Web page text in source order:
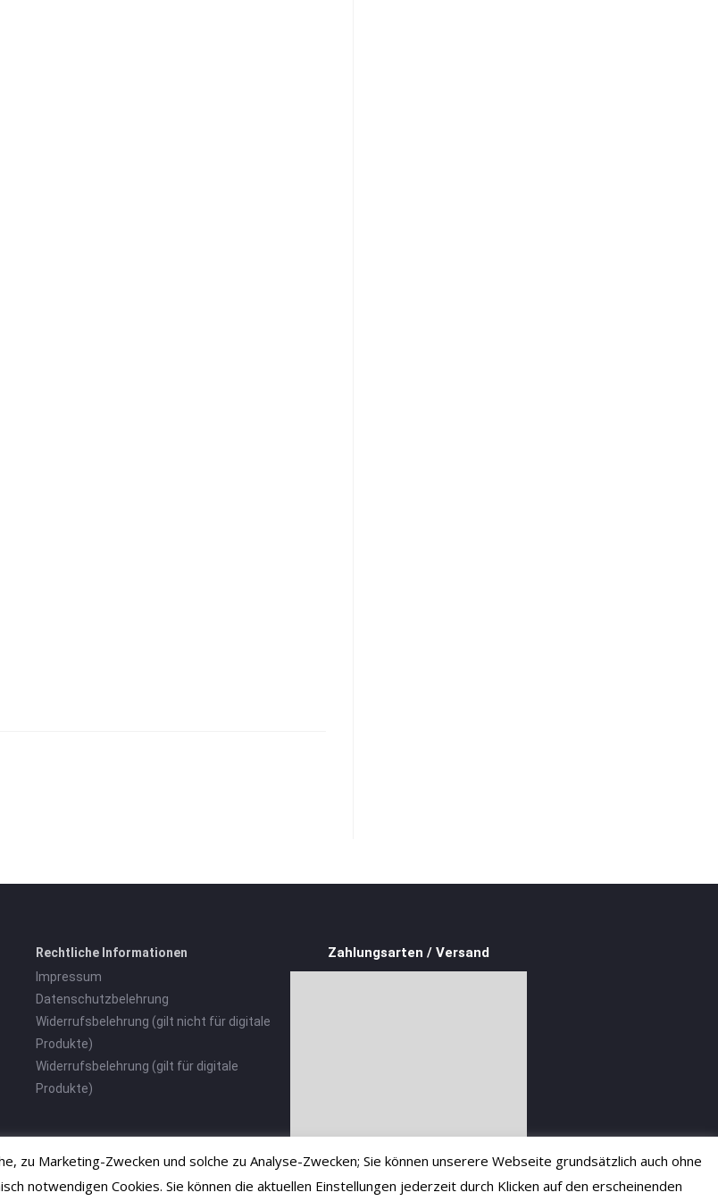
Rechtliche Informationen
Impressum
Datenschutzbelehrung
Widerrufsbelehrung (gilt nicht für digitale
Produkte)
Widerrufsbelehrung (gilt für digitale
Produkte)
Zahlungsarten / Versand
zu Marketing-Zwecken und solche zu Analyse-Zwecken; Sie können unserere Webseite grundsätzlich auch ohne
notwendigen Cookies. Sie können die aktuellen Einstellungen jederzeit durch Klicken auf den erscheinenden